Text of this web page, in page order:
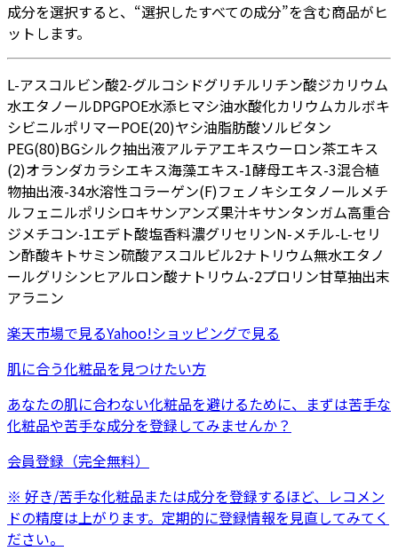
成分を選択すると、“選択したすべての成分”を含む商品がヒ
ットします。
L-アスコルビン酸2-グルコシドグリチルリチン酸ジカリウム
水エタノールDPGPOE水添ヒマシ油水酸化カリウムカルボキ
シビニルポリマーPOE(20)ヤシ油脂肪酸ソルビタン
PEG(80)BGシルク抽出液アルテアエキスウーロン茶エキス
(2)オランダカラシエキス海藻エキス-1酵母エキス-3混合植
物抽出液-34水溶性コラーゲン(F)フェノキシエタノールメチ
ルフェニルポリシロキサンアンズ果汁キサンタンガム高重合
ジメチコン-1エデト酸塩香料濃グリセリンN-メチル-L-セリ
ン酢酸キトサミン硫酸アスコルビル2ナトリウム無水エタノ
ールグリシンヒアルロン酸ナトリウム-2プロリン甘草抽出末
アラニン
楽天市場で見るYahoo!ショッピングで見る
肌に合う化粧品を見つけたい方
あなたの肌に合わない化粧品を避けるために、まずは苦手な
化粧品や苦手な成分を登録してみませんか？
会員登録（完全無料）
※ 好き/苦手な化粧品または成分を登録するほど、レコメン
ドの精度は上がります。定期的に登録情報を見直してみてく
ださい。